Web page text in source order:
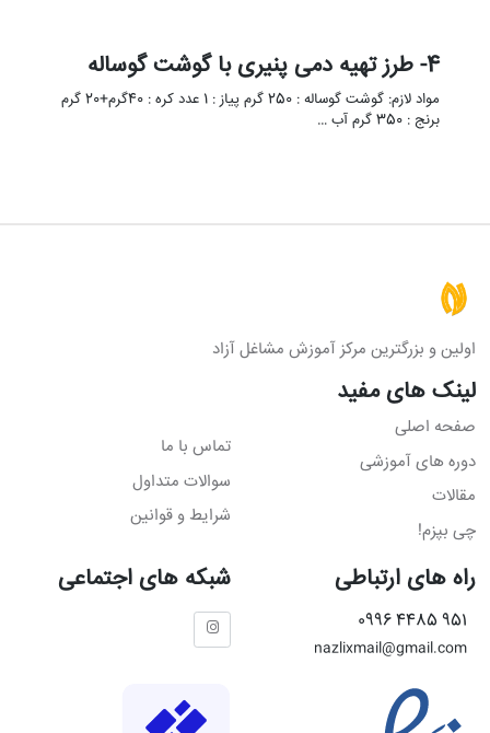
4- طرز تهیه دمی پنیری با گوشت گوساله
مواد لازم: گوشت گوساله : 250 گرم پیاز : 1 عدد کره : 40گرم+20 گرم
برنج : 350 گرم آب …
اولین و بزرگترین مرکز آموزش مشاغل آزاد
لینک های مفید
صفحه اصلی
دوره های آموزشی
مقالات
چی بپزم!
تماس با ما
سوالات متداول
شرایط و قوانین
راه های ارتباطی
951 4485 0996
nazlixmail@gmail.com
شبکه های اجتماعی